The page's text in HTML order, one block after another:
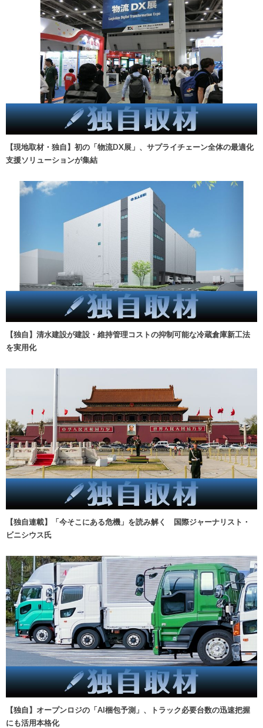
【現地取材・独自】初の「物流DX展」、サプライチェーン全体の最適化
支援ソリューションが集結
【独自】清水建設が建設・維持管理コストの抑制可能な冷蔵倉庫新工法
を実用化
【独自連載】「今そこにある危機」を読み解く 国際ジャーナリスト・
ビニシウス氏
【独自】オープンロジの「AI梱包予測」、トラック必要台数の迅速把握
にも活用本格化